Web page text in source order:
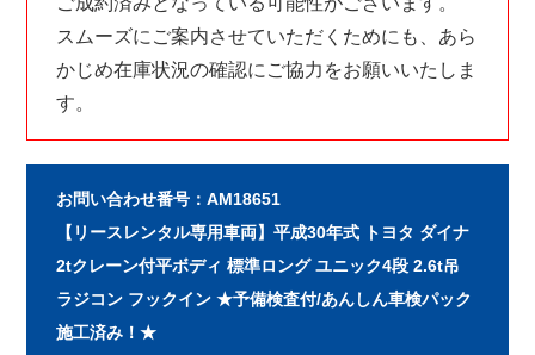
スムーズにご案内させていただくためにも、あら
かじめ在庫状況の確認にご協力をお願いいたしま
す。
お問い合わせ番号：AM18651
【リースレンタル専用車両】平成30年式 トヨタ ダイナ
2tクレーン付平ボディ 標準ロング ユニック4段 2.6t吊
ラジコン フックイン ★予備検査付/あんしん車検パック
施工済み！★